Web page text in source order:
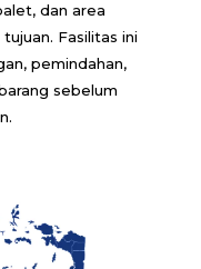
dan area
Fasilitas ini
pemindahan,
sebelum